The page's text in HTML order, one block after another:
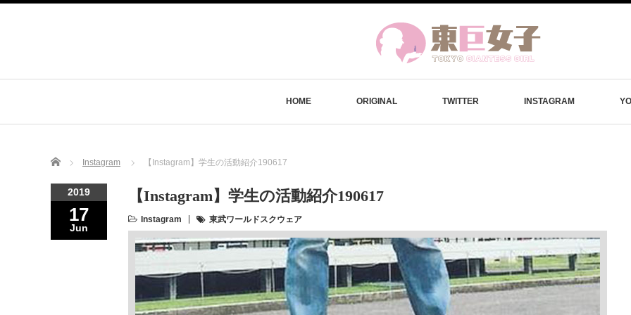
HOME ORIGINAL TWITTER INSTAGRAM
Home Instagram 【Instagram】学生の活動紹介190617
2019
17
Jun
【Instagram】学生の活動紹介190617
Instagram 東武ワールドスクウェア